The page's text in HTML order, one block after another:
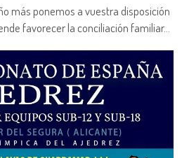
más ponemos a vuestra disposición
favorecer la conciliación familiar…